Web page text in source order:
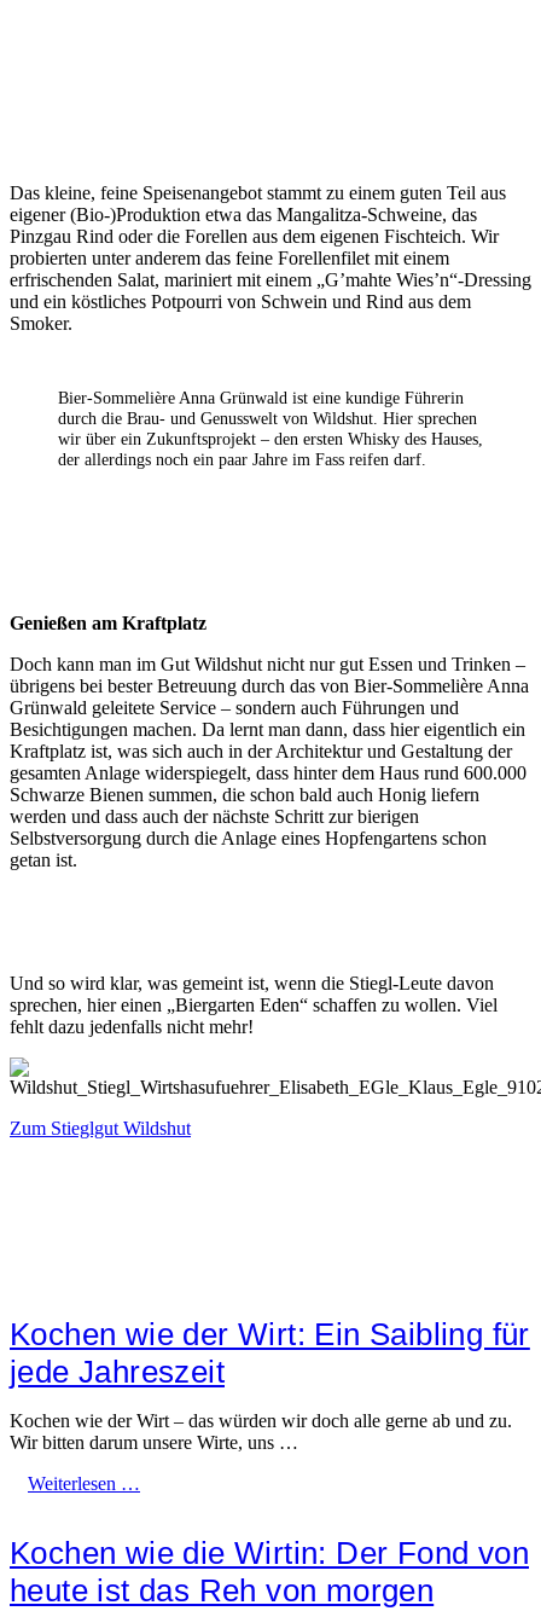
Das kleine, feine Speisenangebot stammt zu einem guten Teil aus
eigener (Bio-)Produktion etwa das Mangalitza-Schweine, das
Pinzgau Rind oder die Forellen aus dem eigenen Fischteich. Wir
probierten unter anderem das feine Forellenfilet mit einem
erfrischenden Salat, mariniert mit einem „G’mahte Wies’n“-Dressing
und ein köstliches Potpourri von Schwein und Rind aus dem
Smoker.
Bier-Sommelière Anna Grünwald ist eine kundige Führerin
durch die Brau- und Genusswelt von Wildshut. Hier sprechen
wir über ein Zukunftsprojekt – den ersten Whisky des Hauses,
der allerdings noch ein paar Jahre im Fass reifen darf.
Genießen am Kraftplatz
Doch kann man im Gut Wildshut nicht nur gut Essen und Trinken –
übrigens bei bester Betreuung durch das von Bier-Sommelière Anna
Grünwald geleitete Service – sondern auch Führungen und
Besichtigungen machen. Da lernt man dann, dass hier eigentlich ein
Kraftplatz ist, was sich auch in der Architektur und Gestaltung der
gesamten Anlage widerspiegelt, dass hinter dem Haus rund 600.000
Schwarze Bienen summen, die schon bald auch Honig liefern
werden und dass auch der nächste Schritt zur bierigen
Selbstversorgung durch die Anlage eines Hopfengartens schon
getan ist.
Und so wird klar, was gemeint ist, wenn die Stiegl-Leute davon
sprechen, hier einen „Biergarten Eden“ schaffen zu wollen. Viel
fehlt dazu jedenfalls nicht mehr!
Zum Stieglgut Wildshut
Kochen wie der Wirt: Ein Saibling für
jede Jahreszeit
Kochen wie der Wirt – das würden wir doch alle gerne ab und zu.
Wir bitten darum unsere Wirte, uns …
Weiterlesen …
Kochen wie die Wirtin: Der Fond von
heute ist das Reh von morgen